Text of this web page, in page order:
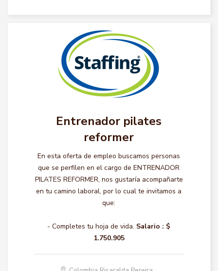
Entrenador pilates
reformer
En esta oferta de empleo buscamos personas
que se perfilen en el cargo de ENTRENADOR
PILATES REFORMER, nos gustaría acompañarte
en tu camino laboral, por lo cual te invitamos a
que:
- Completes tu hoja de vida. Salario : $
1.750.905